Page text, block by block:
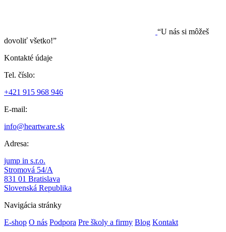
“U nás si môžeš
dovoliť všetko!”
Kontakté údaje
Tel. číslo:
+421 915 968 946
E-mail:
info@heartware.sk
Adresa:
jump in s.r.o.
Stromová 54/A
831 01 Bratislava
Slovenská Republika
Navigácia stránky
E-shop O nás Podpora Pre školy a firmy Blog Kontakt